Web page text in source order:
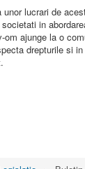
lucrari de
in
om ajunge la o
drepturile si